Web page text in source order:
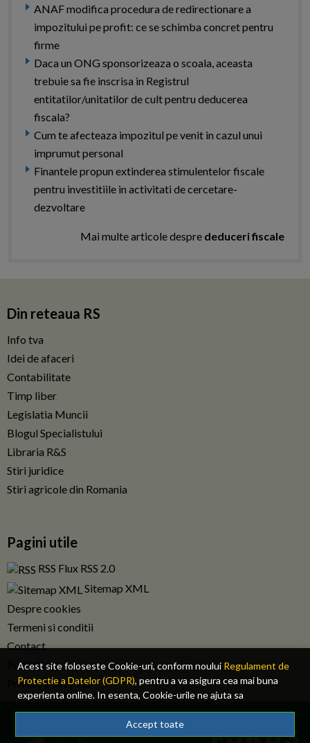
Acest site foloseste Cookie-uri, conform noului Regulament de
Protectie a Datelor (GDPR), pentru a va asigura cea mai buna
experienta online. In esenta, Cookie-urile ne ajuta sa
imbunatatim continutul de pe site, oferindu-va dvs., cititorul, o
experienta online personalizata si mult mai rapida. Ele sunt
folosite doar de site-ul nostru si partenerii nostri de incredere.
Accept toate
ANAF modifica procedura de redirectionare a
impozitului pe profit: ce se schimba concret pentru
firme
Daca un ONG sponsorizeaza o scoala, aceasta
trebuie sa fie inscrisa in Registrul
entitatilor/unitatilor de cult pentru deducerea
fiscala?
Cum te afecteaza impozitul pe venit in cazul unui
imprumut personal
Finantele propun extinderea stimulentelor fiscale
pentru investitiile in activitati de cercetare-
dezvoltare
Mai multe articole despre deduceri fiscale
Din reteaua RS
Info tva
Idei de afaceri
Contabilitate
Timp liber
Legislatia Muncii
Blogul Specialistului
Libraria R&S
Stiri juridice
Stiri agricole din Romania
Pagini utile
RSS Flux RSS 2.0
Sitemap XML
Despre cookies
Termeni si conditii
Contact
Publicitate
Privacy policy RO
© 2026 Fiscalitatea.ro. Toate drepturile rezervate.